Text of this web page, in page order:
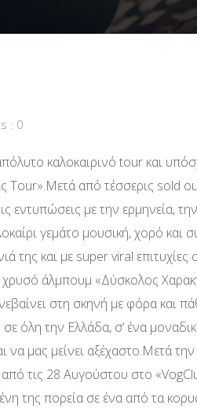
: 0
καλοκαιρινό tour και
Tour».Μετά από τέσσερις sold
εντυπώσεις με την ερμηνεία,
γεμάτο μουσική, χορό και
της και με super viral
χρυσό άλμπουμ «Δύσκολος
στη σκηνή με φόρα και
όλη την Ελλάδα, σ’ ένα
να μας μείνει αξέχαστο.Μετά
από τις 28 Αυγούστου στο
της πορεία σε ένα από τα